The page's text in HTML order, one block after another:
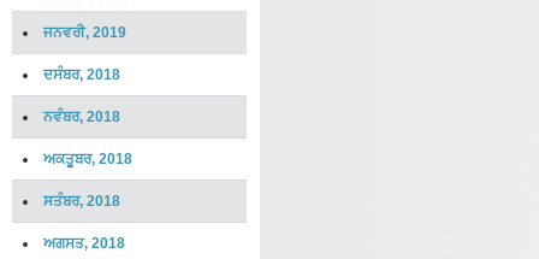
ਜਨਵਰੀ, 2019
ਦਸੰਬਰ, 2018
ਨਵੰਬਰ, 2018
ਅਕਤੂਬਰ, 2018
ਸਤੰਬਰ, 2018
ਅਗਸਤ, 2018